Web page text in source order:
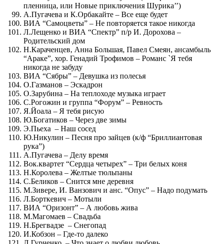
пленница, или Новые приключения Шурика’’)
А.Пугачева и К.Орбакайте – Все еще будет
ВИА “Самоцветы” – Не повторяется такое никогда
Л.Лещенко и ВИА “Спектр” п/р И. Дорохова –
Родительский дом
Н.Караченцев, Анна Большая, Павел Смеян, ансамбыль
“Араке”, хор. Генадий Трофимов – Романс `Я тебя
никогда не забуду
ВИА “Сябры” – Девушка из полесья
О.Газманов – Эскадрон
О.Зарубина – На теплоходе музыка играет
С.Рогожин и группа “Форум” – Ревность
Я.Йоала – Я тебя рисую
Ю.Богатиков – Через две зимы
Э.Пьеха – Наш сосед
Ю.Никулин – Песня про зайцев (к/ф “Бриллиантовая
рука”)
А.Пугачева – Делу время
Вок.квартет “Сердца четырех” – Три белых коня
Н.Королева – Желтые тюльпаны
С.Беликов – Снится мне деревня
М.Зивере, И. Ванзович и анс. “Опус” – Надо подумать
Л.Борткевич – Мотыли
ВИА “Оризонт” – А любовь жива
М.Магомаев – Свадьба
Н.Брегвадзе – Снегопад
И.Кобзон – Где-то далеко